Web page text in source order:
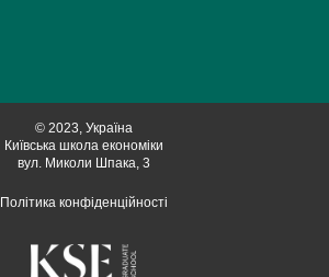
© 2023, Україна
Київська школа економіки
вул. Миколи Шпака, 3
Політика конфіденційності